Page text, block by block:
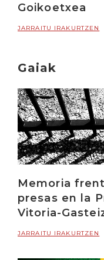
Goikoetxea
JARRAITU IRAKURTZEN
Gaiak
Memoria
presas en la
Vitoria-
JARRAITU IRAKURTZEN